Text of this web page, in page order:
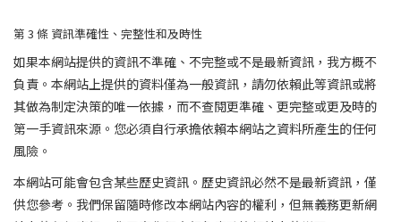
第 3 條 資訊準確性、完整性和及時性
如果本網站提供的資訊不準確、不完整或不是最新資訊，我方概不
負責。本網站上提供的資料僅為一般資訊，請勿依賴此等資訊或將
其做為制定決策的唯一依據，而不查閱更準確、更完整或更及時的
第一手資訊來源。您必須自行承擔依賴本網站之資料所產生的任何
風險。
本網站可能會包含某些歷史資訊。歷史資訊必然不是最新資訊，僅
供您參考。我們保留隨時修改本網站內容的權利，但無義務更新網